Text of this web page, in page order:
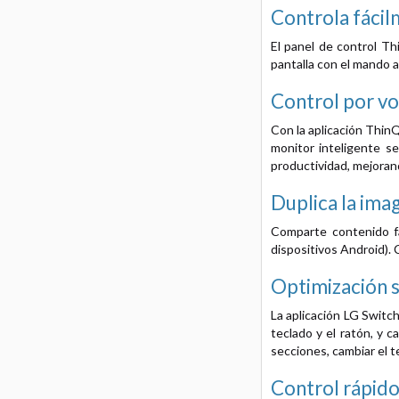
Controla
El panel de control
pantalla con el mando
Control por
Con la aplicación
monitor inteligente
productividad,
Duplica la
Comparte contenido
dispositivos Android).
Optimización
La aplicación LG
teclado y el ratón, y
secciones, cambiar el
Control rápido